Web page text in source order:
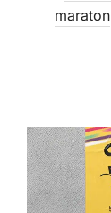
maraton